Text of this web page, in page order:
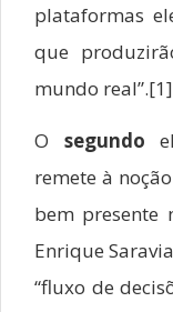
plataformas
que
mundo real”.[1]
O segundo
remete à
bem presente
Enrique
“fluxo de